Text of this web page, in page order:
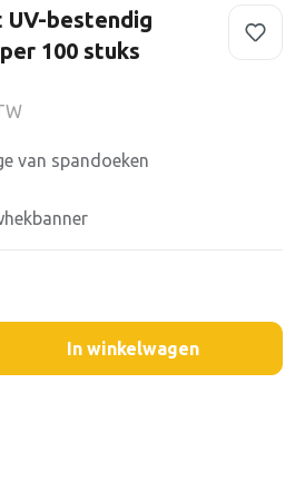
bestendig
100 stuks
van spandoeken
In winkelwagen